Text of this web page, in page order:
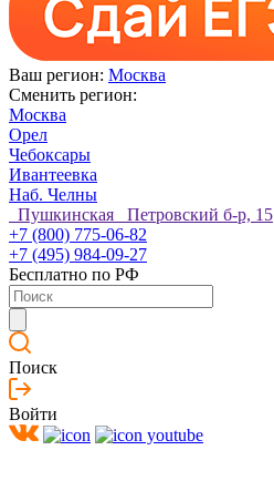
Ваш регион: Москва
Сменить регион:
Москва
Орел
Чебоксары
Ивантеевка
Наб. Челны
Пушкинская Петровский б-р, 15
+7 (800) 775-06-82
+7 (495) 984-09-27
Бесплатно по РФ
Поиск
Войти